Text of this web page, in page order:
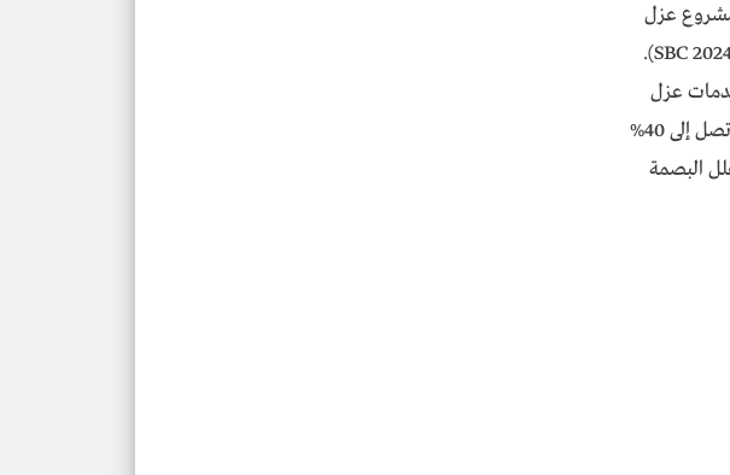
في العزل، حيث تأسست عام 2008 ونفذت أكثر من 6500 مشروع عزل
ناجح. تستخدم مواد معتمدة من الهيئة السعودية للمواصفات، مع الالتزام بكود البناء السعودي (SBC 2024).
عزل
الأسطح، الخزانات، والأرضيات، مع استشارات مجانية ومعاينات ميدانية. تُوفر الشركة خصومات تصل إلى 40%
البصمة